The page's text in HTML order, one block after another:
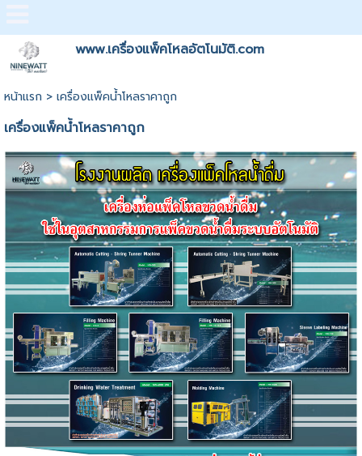
www.เครื่องแพ็คโหลอัตโนมัติ.com
หน้าแรก> เครื่องแพ็คน้ำโหลราคาถูก
เครื่องแพ็คน้ำโหลราคาถูก